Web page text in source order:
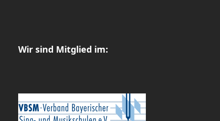
Wir sind Mitglied im: